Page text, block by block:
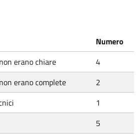
Numero
erano chiare
4
erano complete
2
1
5